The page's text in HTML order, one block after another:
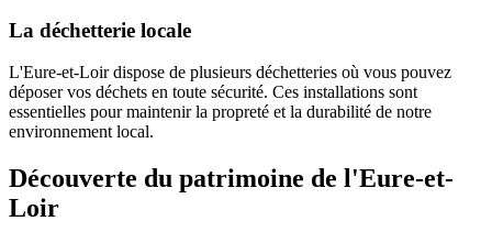
La déchetterie locale
L'Eure-et-Loir dispose de plusieurs déchetteries où vous pouvez
déposer vos déchets en toute sécurité. Ces installations sont
essentielles pour maintenir la propreté et la durabilité de notre
environnement local.
Découverte du patrimoine de l'Eure-et-
Loir